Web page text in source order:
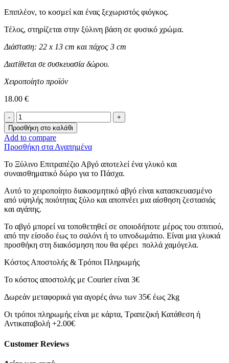
Επιπλέον, το κοσμεί και ένας ξεχωριστός φιόγκος.
Τέλος, στηρίζεται στην ξύλινη βάση σε φυσικό χρώμα.
Διάσταση: 22 x 13 cm και πάχος 3 cm
Διατίθεται σε συσκευασία δώρου.
Χειροποίητο προϊόν
18.00 €
Ξύλινο
Επιτραπέζιο
Αβγό
–
Καλό
Πάσχα
ποσότητα
Προσθήκη στο καλάθι
Add to compare
Προσθήκη στα Αγαπημένα
Το Ξύλινο Επιτραπέζιο Αβγό αποτελεί ένα γλυκό και
συναισθηματικό δώρο για το Πάσχα.
Αυτό το χειροποίητο διακοσμητικό αβγό είναι κατασκευασμένο
από υψηλής ποιότητας ξύλο και αποπνέει μια αίσθηση ζεστασιάς
και αγάπης.
Το αβγό μπορεί να τοποθετηθεί σε οποιοδήποτε μέρος του σπιτιού,
από την είσοδο έως το σαλόνι ή το υπνοδωμάτιο. Είναι μια γλυκιά
προσθήκη στη διακόσμηση που θα φέρει πολλά χαμόγελα.
Κόστος Αποστολής & Τρόποι Πληρωμής
Το κόστος αποστολής με Courier είναι 3€
Δωρεάν μεταφορικά για αγορές άνω των 35€ έως 2kg
Οι τρόποι πληρωμής είναι με κάρτα, Τραπεζική Κατάθεση ή
Αντικαταβολή +2.00€
Customer Reviews